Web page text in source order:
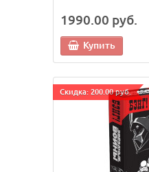
1990.00 руб.
Купить
Cкидка: 200.00 руб.